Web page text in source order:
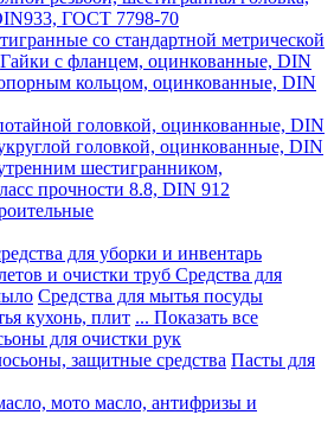
ГОСТ 7798-70
со стандартной метрической
Гайки с фланцем, оцинкованные, DIN
кольцом, оцинкованные, DIN
головкой, оцинкованные, DIN
головкой, оцинкованные, DIN
шестигранником,
прочности 8.8, DIN 912
для уборки и инвентарь
и очистки труб Средства для
Средства для мытья посуды
кухонь, плит ... Показать все
для очистки рук
защитные средства Пасты для
мото масло, антифризы и